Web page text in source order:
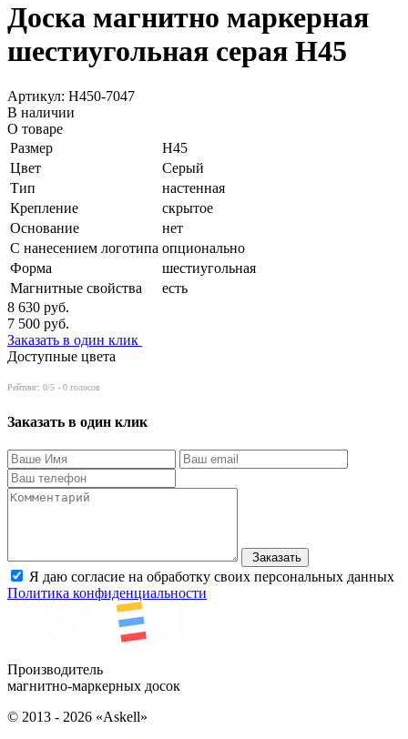
Доска магнитно маркерная
шестиугольная серая H45
Артикул: H450-7047
В наличии
О товаре
Размер
H45
Цвет
Серый
Тип
настенная
Крепление
скрытое
Основание
нет
С нанесением логотипа опционально
Форма
шестиугольная
Магнитные свойства
есть
8 630 руб.
7 500 руб.
Заказать в один клик
Доступные цвета
Рейтинг: 0/5 - 0 голосов
Заказать в один клик
Заказать
Я даю согласие на обработку своих персональных данных
Политика конфиденциальности
Производитель
магнитно-маркерных досок
© 2013 - 2026 «Askell»